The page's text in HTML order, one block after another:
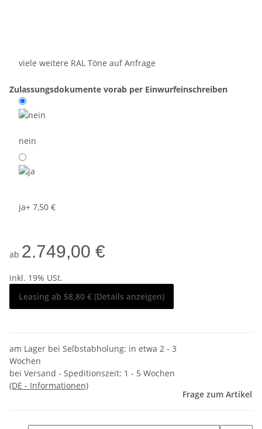
viele weitere RAL Töne auf Anfrage
Zulassungsdokumente vorab per Einwurfeinschreiben
nein
ja+ 7,50 €
ab 2.749,00 €
inkl. 19% USt.
Leasing ab 58,80 € (Details anzeigen)
am Lager bei Selbstabholung: in etwa 2 - 3
Wochen
bei Versand - Speditionszeit: 1 - 5 Wochen
(DE - Informationen)
Frage zum Artikel